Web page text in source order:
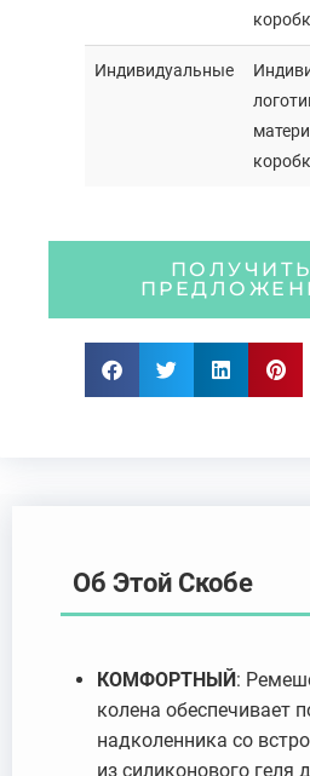
Индивидуальные
ПОЛУЧИТЬ
Об Этой Скобе
КОМФОРТНЫЙ:
колена обеспечивает
надколенника со
из силиконового геля